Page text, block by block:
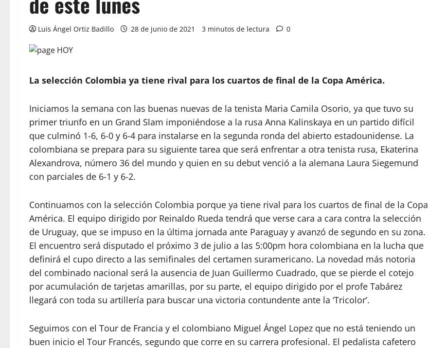
Luis Ángel Ortiz Badillo 28 de junio de 2021 3 minutos de lectura 0
La selección Colombia ya tiene rival para los cuartos de final de la Copa América.
Iniciamos la semana con las buenas nuevas de la tenista Maria Camila Osorio, ya que tuvo su
primer triunfo en un Grand Slam imponiéndose a la rusa Anna Kalinskaya en un partido difícil
que culminó 1-6, 6-0 y 6-4 para instalarse en la segunda ronda del abierto estadounidense. La
colombiana se prepara para su siguiente tarea que será enfrentar a otra tenista rusa, Ekaterina
Alexandrova, número 36 del mundo y quien en su debut venció a la alemana Laura Siegemund
con parciales de 6-1 y 6-2.
Continuamos con la selección Colombia porque ya tiene rival para los cuartos de final de la Copa
América. El equipo dirigido por Reinaldo Rueda tendrá que verse cara a cara contra la selección
de Uruguay, que se impuso en la última jornada ante Paraguay y avanzó de segundo en su zona.
El encuentro será disputado el próximo 3 de julio a las 5:00pm hora colombiana en la lucha que
definirá el cupo directo a las semifinales del certamen suramericano. La novedad más notoria
del combinado nacional será la ausencia de Juan Guillermo Cuadrado, que se pierde el cotejo
por acumulación de tarjetas amarillas, por su parte, el equipo dirigido por el profe Tabárez
llegará con toda su artillería para buscar una victoria contundente ante la ‘Tricolor’.
Seguimos con el Tour de Francia y el colombiano Miguel Ángel Lopez que no está teniendo un
buen inicio el Tour Francés, segundo que corre en su carrera profesional. El pedalista cafetero